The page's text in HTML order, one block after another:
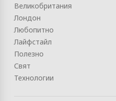
Великобритания
Лондон
Любопитно
Лайфстайл
Полезно
Свят
Технологии